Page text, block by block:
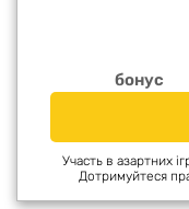
бонус
Участь в азартних
Дотримуйтеся